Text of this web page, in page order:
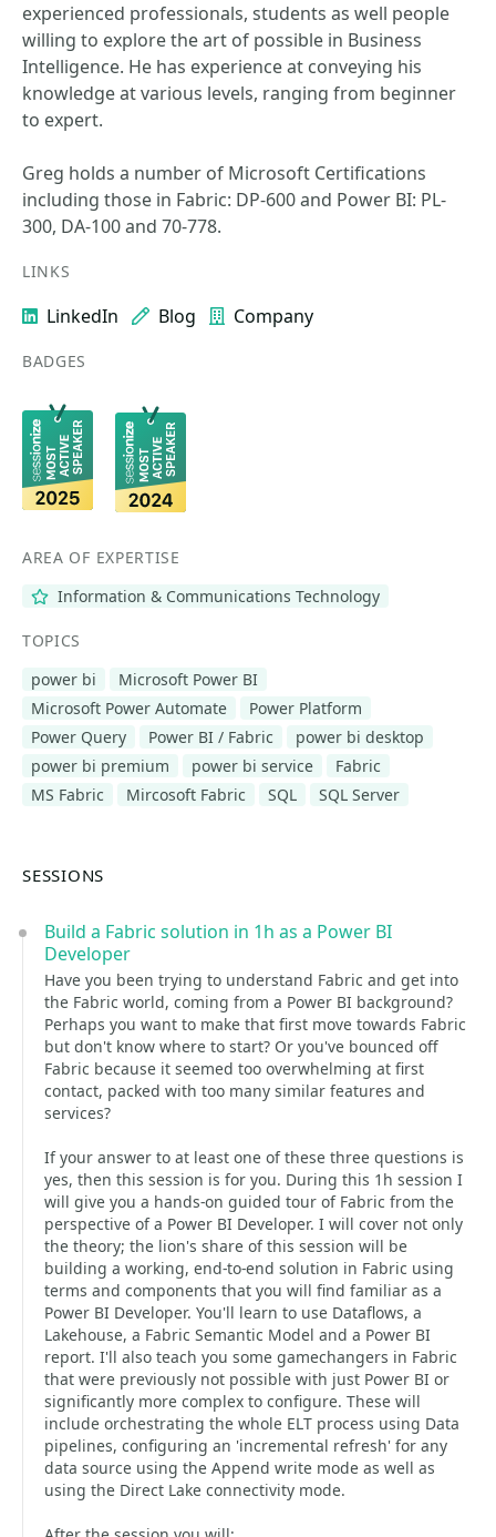
experienced professionals, students as well people
willing to explore the art of possible in Business
Intelligence. He has experience at conveying his
knowledge at various levels, ranging from beginner
to expert.
Greg holds a number of Microsoft Certifications
including those in Fabric: DP-600 and Power BI: PL-
300, DA-100 and 70-778.
LINKS
LinkedIn Blog Company
BADGES
AREA OF EXPERTISE
Information & Communications Technology
TOPICS
power bi
Microsoft Power BI
Microsoft Power Automate
Power Platform
Power Query
Power BI / Fabric
power bi desktop
power bi premium
power bi service
Fabric
MS Fabric
Mircosoft Fabric SQL SQL Server
SESSIONS
Build a Fabric solution in 1h as a Power BI
Developer
Have you been trying to understand Fabric and get into
the Fabric world, coming from a Power BI background?
Perhaps you want to make that first move towards Fabric
but don't know where to start? Or you've bounced off
Fabric because it seemed too overwhelming at first
contact, packed with too many similar features and
services?
If your answer to at least one of these three questions is
yes, then this session is for you. During this 1h session I
will give you a hands-on guided tour of Fabric from the
perspective of a Power BI Developer. I will cover not only
the theory; the lion's share of this session will be
building a working, end-to-end solution in Fabric using
terms and components that you will find familiar as a
Power BI Developer. You'll learn to use Dataflows, a
Lakehouse, a Fabric Semantic Model and a Power BI
report. I'll also teach you some gamechangers in Fabric
that were previously not possible with just Power BI or
significantly more complex to configure. These will
include orchestrating the whole ELT process using Data
pipelines, configuring an 'incremental refresh' for any
data source using the Append write mode as well as
using the Direct Lake connectivity mode.